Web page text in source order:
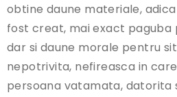
obtine daune materiale,
fost creat, mai exact paguba
dar si daune morale pentru
nepotrivita, nefireasca in
persoana vatamata, datorita